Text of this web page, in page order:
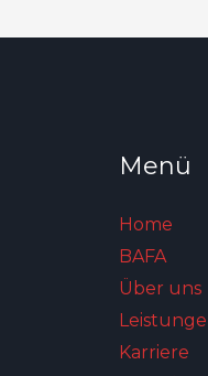
Menü
Home
BAFA
Über uns
Karriere